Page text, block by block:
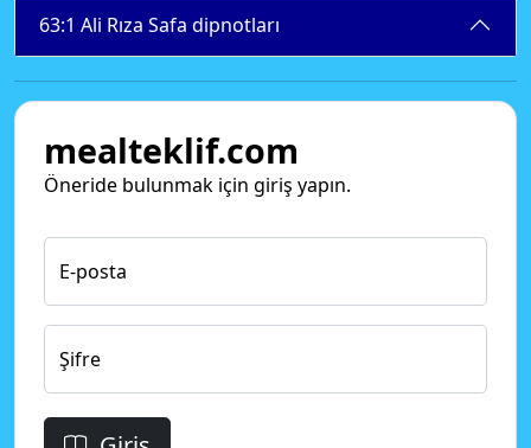
63:1 Ali Rıza Safa dipnotları
mealteklif.com
Öneride bulunmak için giriş yapın.
E-posta
Şifre